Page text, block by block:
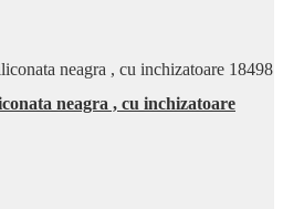
neagra , cu inchizatoare